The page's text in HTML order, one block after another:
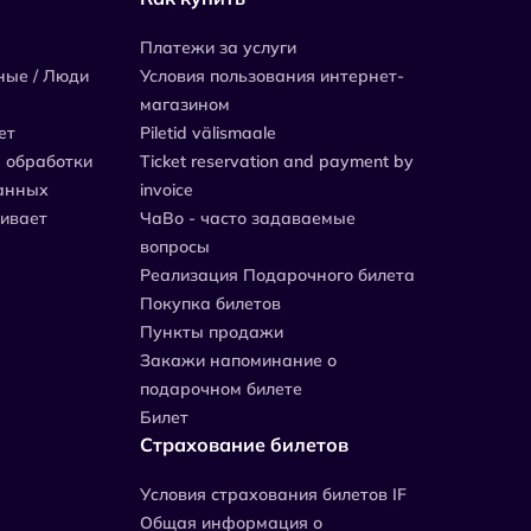
/ Люди
Платежи за услуги
Условия пользования интернет-
магазином
Piletid välismaale
Ticket reservation and payment by
invoice
ЧаВо - часто задаваемые
вопросы
Реализация Подарочного билета
Покупка билетов
Пункты продажи
Закажи напоминание о
подарочном билете
Билет
Страхование билетов
Уcловия страхования билетов IF
Общая информация о